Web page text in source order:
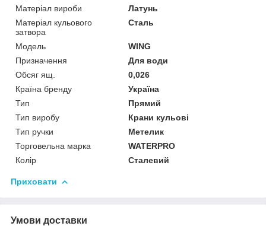
Матеріал вироби
Латунь
Матеріал кульового
затвора
Сталь
Мoдель
WING
Призначення
Для води
Обсяг ящ.
0,026
Країна бренду
Україна
Тип
Прямий
Тип виробу
Крани кульові
Тип ручки
Метелик
Торговельна марка
WATERPRO
Колір
Сталевий
Приховати
Умови доставки